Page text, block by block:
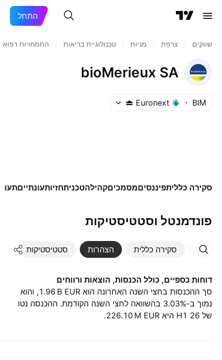
התחל
שווקים צרפת מניות‏ טכנולוגיית בריאות התמחויות
bioMerieux SA
BIM
Euronext
סקירה כלליתפיננסיםמסמכיםקהילהטכניתחזיותעונתיים
פונדמנטל וסטטיסטיקות
סקירה כללית הצהרות סטטיסטיקות
דוחות כספיים, כולל הכנסות, הוצאות ורווחים
סך ההכנסות בחצי השנה האחרונה הוא ‪1.96 B‬ EUR, והוא
נמוך ב-3.03% בהשוואה לחצי השנה הקודמת. ההכנסה נטו
של H1 26 היא ‪226.10 M‬ EUR.